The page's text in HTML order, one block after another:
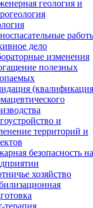
геология и
дело
изменения
полезных
и
территорий и
безопасность на
хозяйство
терапия